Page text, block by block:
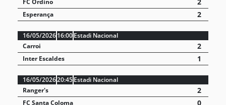
FC Ordino
Esperança 2
16/05/202616:00Estadi Nacional
Carroi
2
Inter Escaldes 1
16/05/202620:45Estadi Nacional
Ranger's
2
FC Santa Coloma 0